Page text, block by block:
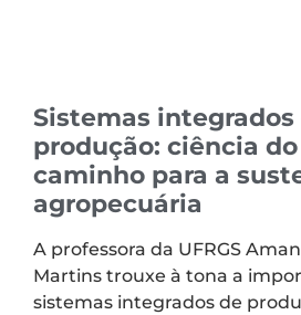
Sistemas integrados
produção: ciência
caminho para a
agropecuária
A professora da UFRGS
Martins trouxe à tona a
sistemas integrados de